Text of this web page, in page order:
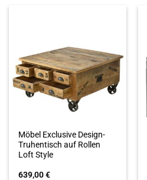
Möbel Exclusive Design-
Truhentisch auf Rollen
Loft Style
639,00€